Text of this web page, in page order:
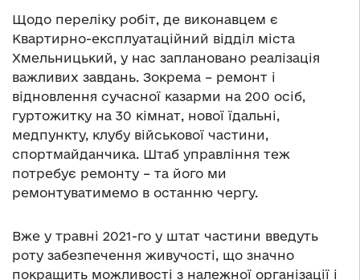
Щодо переліку робіт, де виконавцем є
Квартирно-експлуатаційний відділ міста
Хмельницький, у нас заплановано реалізація
важливих завдань. Зокрема – ремонт і
відновлення сучасної казарми на 200 осіб,
гуртожитку на 30 кімнат, нової їдальні,
медпункту, клубу військової частини,
спортмайданчика. Штаб управління теж
потребує ремонту – та його ми
ремонтуватимемо в останню чергу.
Вже у травні 2021-го у штат частини введуть
роту забезпечення живучості, що значно
покращить можливості з належної організації і